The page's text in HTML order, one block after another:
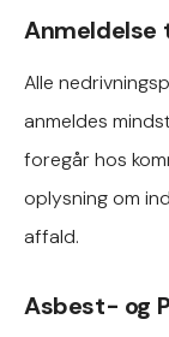
Anmeldelse
Alle
anmeldes
foregår hos
oplysning om
affald.
Asbest- og